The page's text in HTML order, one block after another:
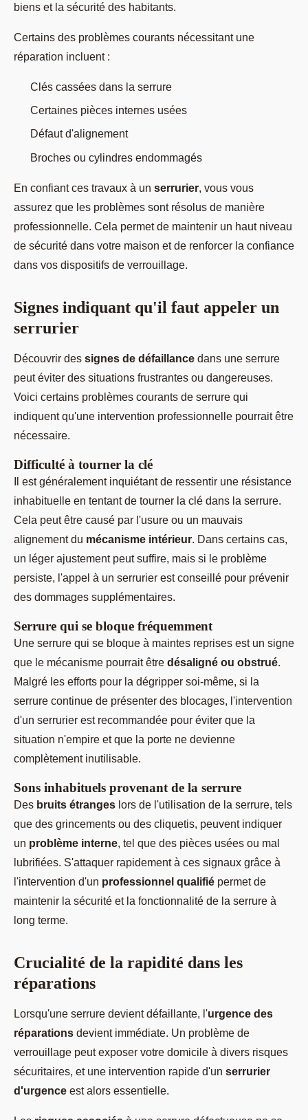
biens et la sécurité des habitants.
Certains des problèmes courants nécessitant une
réparation incluent :
Clés cassées dans la serrure
Certaines pièces internes usées
Défaut d'alignement
Broches ou cylindres endommagés
En confiant ces travaux à un serrurier, vous vous
assurez que les problèmes sont résolus de manière
professionnelle. Cela permet de maintenir un haut niveau
de sécurité dans votre maison et de renforcer la confiance
dans vos dispositifs de verrouillage.
Signes indiquant qu'il faut appeler un
serrurier
Découvrir des signes de défaillance dans une serrure
peut éviter des situations frustrantes ou dangereuses.
Voici certains problèmes courants de serrure qui
indiquent qu'une intervention professionnelle pourrait être
nécessaire.
Difficulté à tourner la clé
Il est généralement inquiétant de ressentir une résistance
inhabituelle en tentant de tourner la clé dans la serrure.
Cela peut être causé par l'usure ou un mauvais
alignement du mécanisme intérieur. Dans certains cas,
un léger ajustement peut suffire, mais si le problème
persiste, l'appel à un serrurier est conseillé pour prévenir
des dommages supplémentaires.
Serrure qui se bloque fréquemment
Une serrure qui se bloque à maintes reprises est un signe
que le mécanisme pourrait être désaligné ou obstrué.
Malgré les efforts pour la dégripper soi-même, si la
serrure continue de présenter des blocages, l'intervention
d'un serrurier est recommandée pour éviter que la
situation n'empire et que la porte ne devienne
complètement inutilisable.
Sons inhabituels provenant de la serrure
Des bruits étranges lors de l'utilisation de la serrure, tels
que des grincements ou des cliquetis, peuvent indiquer
un problème interne, tel que des pièces usées ou mal
lubrifiées. S'attaquer rapidement à ces signaux grâce à
l'intervention d'un professionnel qualifié permet de
maintenir la sécurité et la fonctionnalité de la serrure à
long terme.
Crucialité de la rapidité dans les
réparations
Lorsqu'une serrure devient défaillante, l'urgence des
réparations devient immédiate. Un problème de
verrouillage peut exposer votre domicile à divers risques
sécuritaires, et une intervention rapide d'un serrurier
d'urgence est alors essentielle.